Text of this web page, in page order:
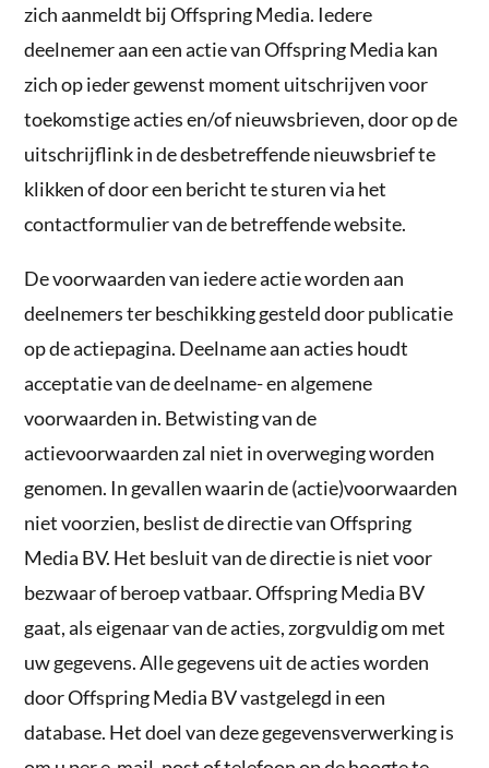
zich aanmeldt bij Offspring Media. Iedere
deelnemer aan een actie van Offspring Media kan
zich op ieder gewenst moment uitschrijven voor
toekomstige acties en/of nieuwsbrieven, door op de
uitschrijflink in de desbetreffende nieuwsbrief te
klikken of door een bericht te sturen via het
contactformulier van de betreffende website.
De voorwaarden van iedere actie worden aan
deelnemers ter beschikking gesteld door publicatie
op de actiepagina. Deelname aan acties houdt
acceptatie van de deelname- en algemene
voorwaarden in. Betwisting van de
actievoorwaarden zal niet in overweging worden
genomen. In gevallen waarin de (actie)voorwaarden
niet voorzien, beslist de directie van Offspring
Media BV. Het besluit van de directie is niet voor
bezwaar of beroep vatbaar. Offspring Media BV
gaat, als eigenaar van de acties, zorgvuldig om met
uw gegevens. Alle gegevens uit de acties worden
door Offspring Media BV vastgelegd in een
database. Het doel van deze gegevensverwerking is